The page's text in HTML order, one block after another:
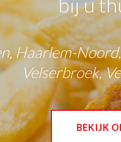
bij u
Haarlem-
Velserbroek,
BEKIJK